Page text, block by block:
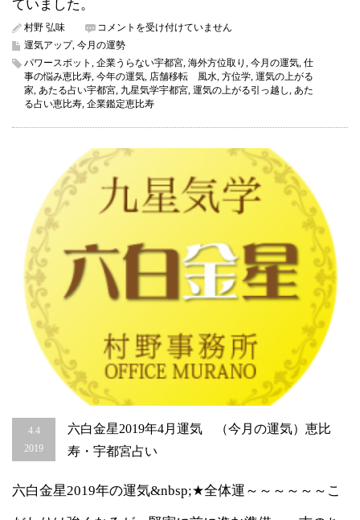
ていました。
村野 弘味
本
日
5
日
か
ら
旧
月
が
ス
タ
ト
ま
す
＆
あ
い
引
き
寄
せ
は
コメントを受け付けていません
運気アップ, 今月の運勢
パワースポット
企業うらない宇都宮 海外方位取り 今月の運気 仕
事の悩み恵比寿 今年の運気 店舗移転 風水 方位学 運気の上がる
家 あたる占い宇都宮 九星気学宇都宮 運気の上がる引っ越し
あた
る占い恵比寿 企業鑑定恵比寿
4.4
2019
六白金星2019年4月運気 （今月の運気）恵比
寿・宇都宮占い
六白金星2019年の運気&nbsp;★全体運～～～～～～こ